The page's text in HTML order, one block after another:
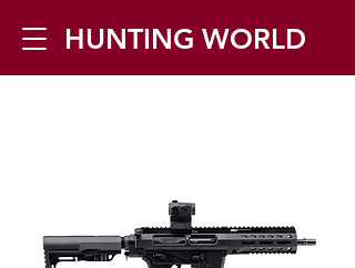
HUNTING WORLD
info@huntingworld.be